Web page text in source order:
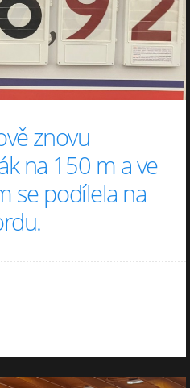
znovu
na 150 m a ve
se podílela na